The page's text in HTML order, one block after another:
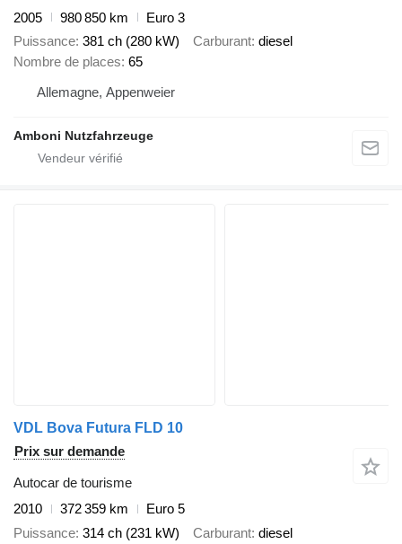
2005
980 850 km
Euro 3
Puissance 381 ch (280 kW) Carburant diesel
Nombre de places 65
Allemagne, Appenweier
Amboni Nutzfahrzeuge
VDL Bova Futura FLD 10
Prix sur demande
Autocar de tourisme
2010
372 359 km
Euro 5
Puissance 314 ch (231 kW) Carburant diesel